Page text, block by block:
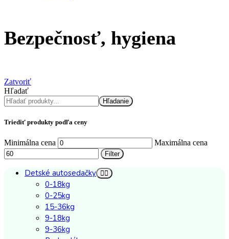
Bezpečnosť, hygiena
Zatvoriť
Hľadať
Hľadanie
Triediť produkty podľa ceny
Minimálna cena Maximálna cena
Filter
Detské autosedačky
0-18kg
0-25kg
15-36kg
9-18kg
9-36kg